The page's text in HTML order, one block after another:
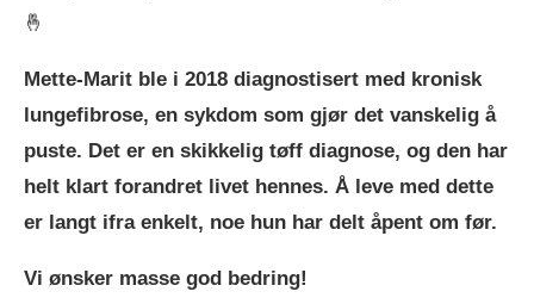
🤞
Mette-Marit ble i 2018 diagnostisert med kronisk
lungefibrose, en sykdom som gjør det vanskelig å
puste. Det er en skikkelig tøff diagnose, og den har
helt klart forandret livet hennes. Å leve med dette
er langt ifra enkelt, noe hun har delt åpent om før.
Vi ønsker masse god bedring!